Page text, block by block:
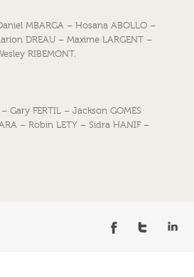
MBARGA – Hosana ABOLLO –
DREAU – Maxime LARGENT –
RIBEMONT.
FERTIL – Jackson GOMES
– Robin LETY – Sidra HANIF –